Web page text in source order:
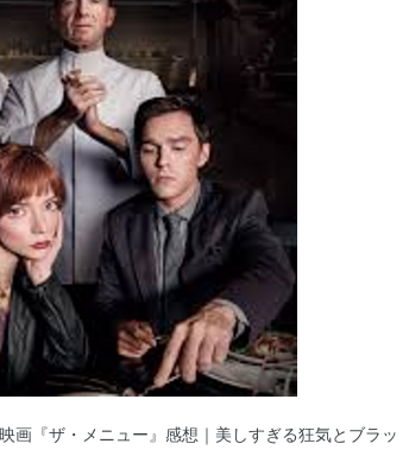
『ザ・メニュー』感想｜美しすぎる狂気とブラッ